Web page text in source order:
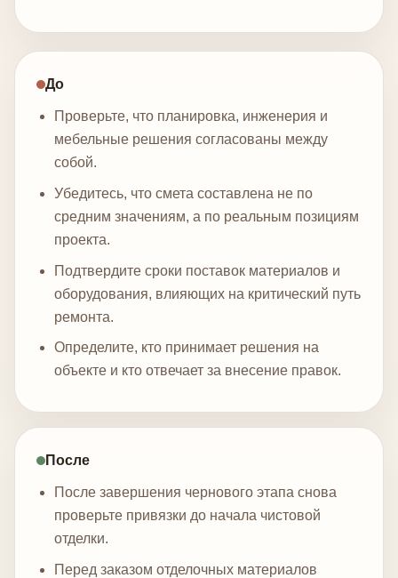
До
Проверьте, что планировка, инженерия и
мебельные решения согласованы между
собой.
Убедитесь, что смета составлена не по
средним значениям, а по реальным позициям
проекта.
Подтвердите сроки поставок материалов и
оборудования, влияющих на критический путь
ремонта.
Определите, кто принимает решения на
объекте и кто отвечает за внесение правок.
После
После завершения чернового этапа снова
проверьте привязки до начала чистовой
отделки.
Перед заказом отделочных материалов